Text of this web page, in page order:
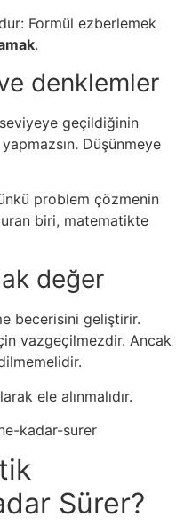
Formül ezberlemek
.
denklemler
geçildiğinin
Düşünmeye
problem çözmenin
biri, matematikte
değer
becerisini geliştirir.
vazgeçilmezdir. Ancak
ele alınmalıdır.
Sürer?